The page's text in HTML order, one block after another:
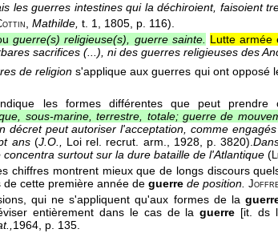
les guerres intestines qui la déchiroient, faisoient
Mathilde, t. 1 , 1805 , p. 116).
guerre(s) religieuse(s), guerre sainte.
Lutte armée
sacrifices (...), ni des guerres religieuses des
de religions'applique aux guerres qui ont opposé
les formes différentes que peut prendre
sous-marine, terrestre, totale; guerre de
décret peut autoriser l'acceptation, comme
ans (J.O., Loi rel. recrut. arm. , 1928, p. 3820).
surtout sur la dure bataille de l'Atlantique (
chiffres montrent mieux que de longs discours
de cette première année de guerre de position.
qui ne s'appliquent qu'aux formes de la
entièrement dans le cas de laguerre [it. ds
1964 , p. 135.